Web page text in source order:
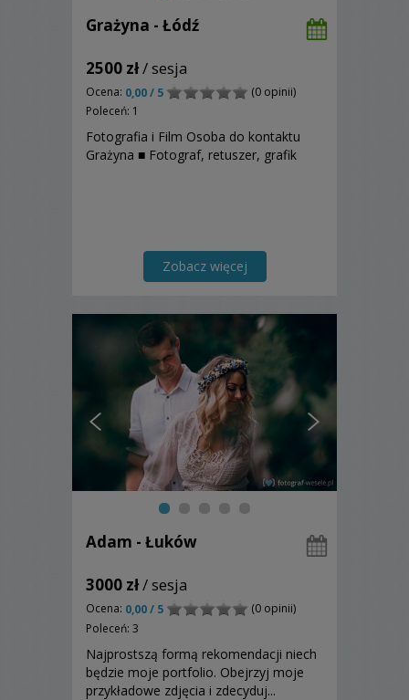
Grażyna - Łódź
2500 zł/ sesja
Ocena: 0,00 / 5
(0 opinii)
Poleceń: 1
Fotografia i Film Osoba do kontaktu
Grażyna ■ Fotograf, retuszer, grafik
Zobacz więcej
Adam - Łuków
3000 zł/ sesja
Ocena: 0,00 / 5
(0 opinii)
Poleceń: 3
Najprostszą formą rekomendacji niech
będzie moje portfolio. Obejrzyj moje
przykładowe zdjęcia i zdecyduj...